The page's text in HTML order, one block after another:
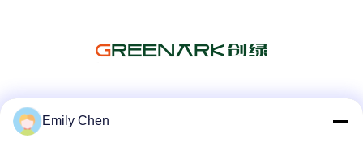
Emily Chen